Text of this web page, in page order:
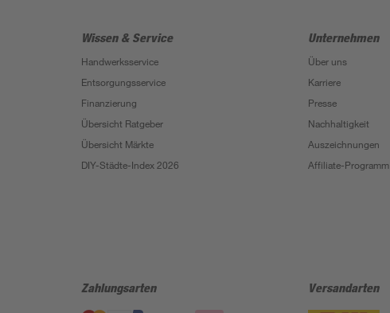
Wissen & Service
Handwerksservice
Entsorgungsservice
Finanzierung
Übersicht Ratgeber
Übersicht Märkte
DIY-Städte-Index 2026
Unternehmen
Über uns
Karriere
Presse
Nachhaltigkeit
Auszeichnungen
Affiliate-Programm
Zahlungsarten Versandarten